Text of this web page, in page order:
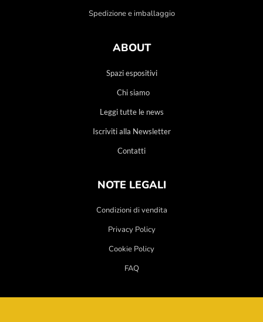
Spedizione e imballaggio
ABOUT
Spazi espositivi
Chi siamo
Leggi tutte le news
Iscriviti alla Newsletter
Contatti
NOTE LEGALI
Condizioni di vendita
Privacy Policy
Cookie Policy
FAQ